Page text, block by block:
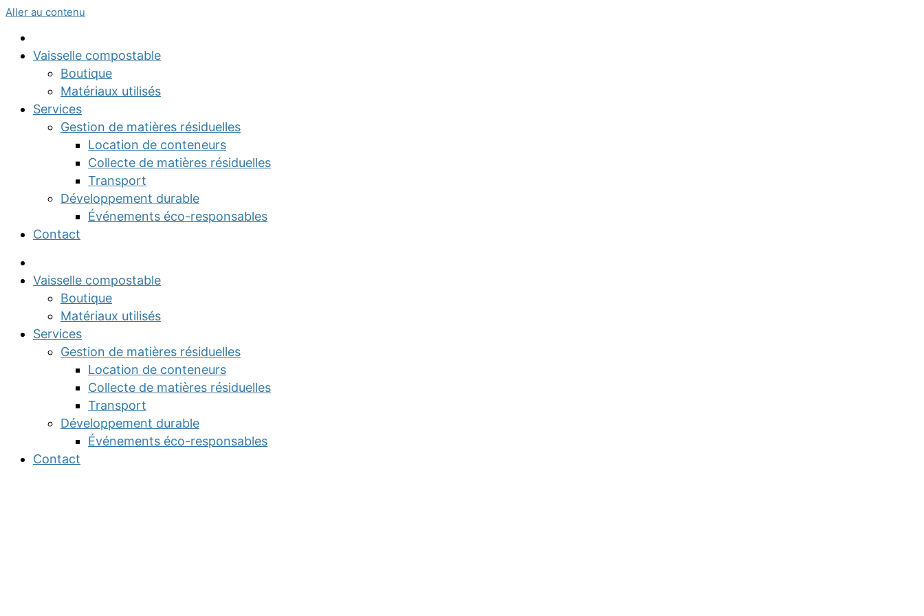
Aller au contenu
Vaisselle compostable
Boutique
Matériaux utilisés
Services
Gestion de matières résiduelles
Location de conteneurs
Collecte de matières résiduelles
Transport
Développement durable
Événements éco-responsables
Contact
Vaisselle compostable
Boutique
Matériaux utilisés
Services
Gestion de matières résiduelles
Location de conteneurs
Collecte de matières résiduelles
Transport
Développement durable
Événements éco-responsables
Contact